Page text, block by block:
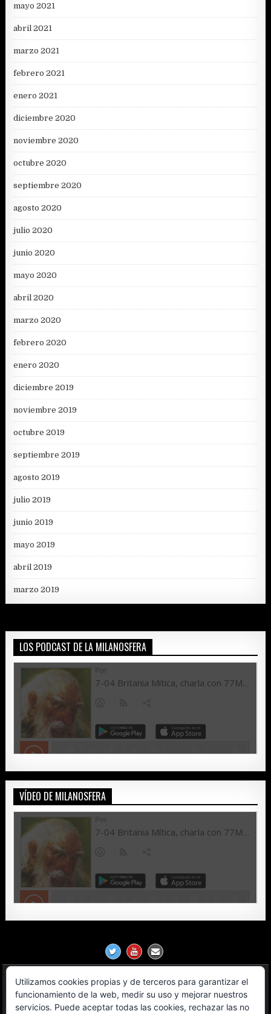
mayo 2021
abril 2021
marzo 2021
febrero 2021
enero 2021
diciembre 2020
noviembre 2020
octubre 2020
septiembre 2020
agosto 2020
julio 2020
junio 2020
mayo 2020
abril 2020
marzo 2020
febrero 2020
enero 2020
diciembre 2019
noviembre 2019
octubre 2019
septiembre 2019
agosto 2019
julio 2019
junio 2019
mayo 2019
abril 2019
marzo 2019
LOS PODCAST DE LA MILANOSFERA
VÍDEO DE MILANOSFERA
Política de Privacidad
Aviso Legal
Utilizamos cookies propias y de terceros para garantizar el
funcionamiento de la web, medir su uso y mejorar nuestros
servicios. Puede aceptar todas las cookies, rechazar las no